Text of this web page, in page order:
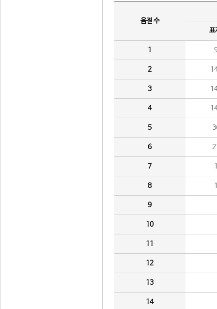
음절 수
표
1
2
3
4
5
6
7
8
9
10
11
12
13
14